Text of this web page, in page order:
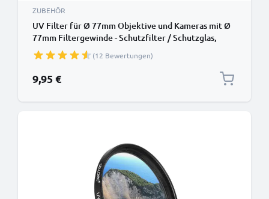
ZUBEHÖR
UV Filter für Ø 77mm Objektive und Kameras mit Ø
77mm Filtergewinde - Schutzfilter / Schutzglas,
Sperrfilter, Klarfilter(12 Bewertungen)
9,95 €